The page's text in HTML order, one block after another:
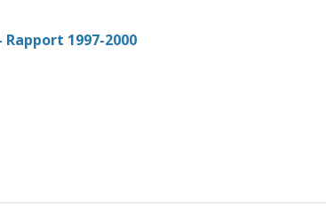
1997-2000